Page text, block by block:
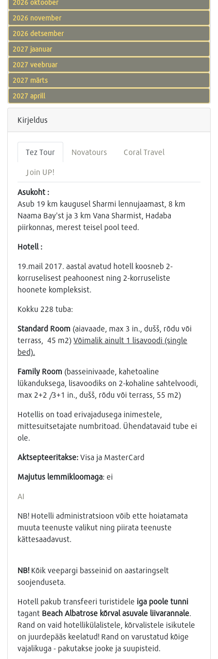
2026 oktoober
2026 november
2026 detsember
2027 jaanuar
2027 veebruar
2027 märts
2027 aprill
Kirjeldus
Tez Tour Novatours Coral Travel
Join UP!
Asukoht :
Asub 19 km kaugusel Sharmi lennujaamast, 8 km
Naama Bay'st ja 3 km Vana Sharmist, Hadaba
piirkonnas, merest teisel pool teed.
Hotell :
19.mail 2017. aastal avatud hotell koosneb 2-
korruselisest peahoonest ning 2-korruseliste
hoonete kompleksist.
Kokku 228 tuba:
Standard Room (aiavaade, max 3 in., dušš, rõdu või
terrass, 45 m2) Võimalik ainult 1 lisavoodi (single
bed).
Family Room (basseinivaade, kahetoaline
lükanduksega, lisavoodiks on 2-kohaline sahtelvoodi,
max 2+2 /3+1 in., dušš, rõdu või terrass, 55 m2)
Hotellis on toad erivajadusega inimestele,
mittesuitsetajate numbritoad. Ühendatavaid tube ei
ole.
Aktsepteeritakse: Visa ja MasterCard
Majutus lemmikloomaga: ei
AI
NB! Hotelli administratsioon võib ette hoiatamata
muuta teenuste valikut ning piirata teenuste
kättesaadavust.
NB!Kõik veepargi basseinid on aastaringselt
soojenduseta.
Hotell pakub transfeeri turistidele iga poole tunni
tagant Beach Albatrose kõrval asuvale liivarannale.
Rand on vaid hotellikülalistele, kõrvalistele isikutele
on juurdepääs keelatud! Rand on varustatud kõige
vajalikuga - pakutakse jooke ja suupisteid.